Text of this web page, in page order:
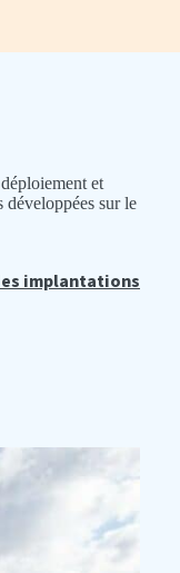
et
développées sur le
implantations